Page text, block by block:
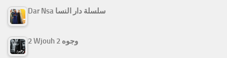
Dar Nsa سلسلة دار النسا
2 Wjouh 2 وجوه